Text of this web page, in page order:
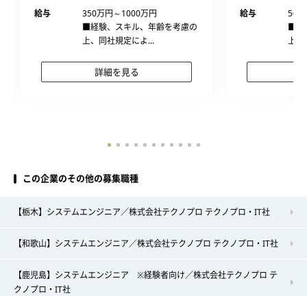
給与
350万円～1000万円
■経験、スキル、年齢を考慮の
上、同社規定によ...
詳細を見る
給与
500
■経
上、
この企業のその他の募集職種
【栃木】システムエンジニア／株式会社テクノプロ テクノプロ・IT社
【和歌山】システムエンジニア／株式会社テクノプロ テクノプロ・IT社
【鹿児島】システムエンジニア ※経験者向け／株式会社テクノプロ テ
クノプロ・IT社